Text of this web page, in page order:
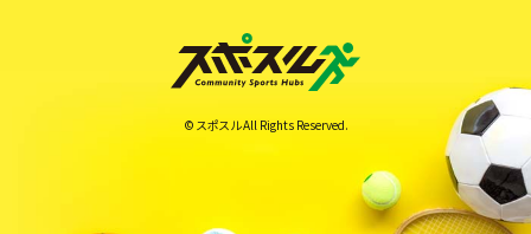
© スポスル All Rights Reserved.